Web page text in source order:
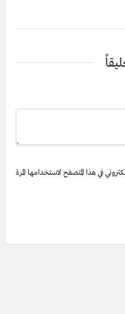
في هذا المتصفح لاستخدامها المرة